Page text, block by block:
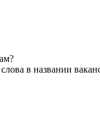
в названии